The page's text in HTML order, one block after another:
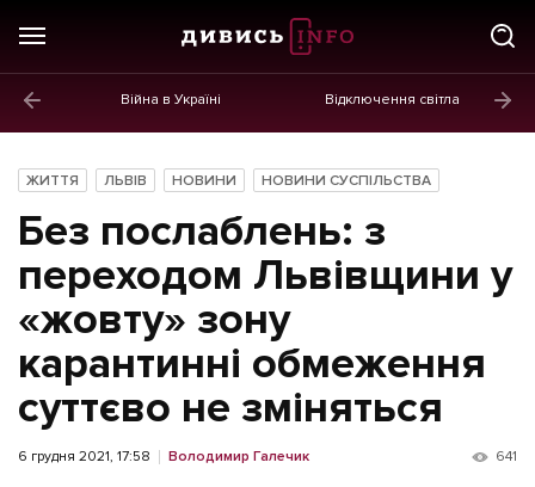
Війна в Україні Відключення світла
Новини
Політика
Економіка
Бізнес
Життя
Культура
Афіша
ЖИТТЯ ЛЬВІВ НОВИНИ НОВИНИ СУСПІЛЬСТВА
Без послаблень: з
переходом Львівщини у
«жовту» зону
карантинні обмеження
суттєво не зміняться
6 грудня 2021, 17:58 Володимир Галечик 641